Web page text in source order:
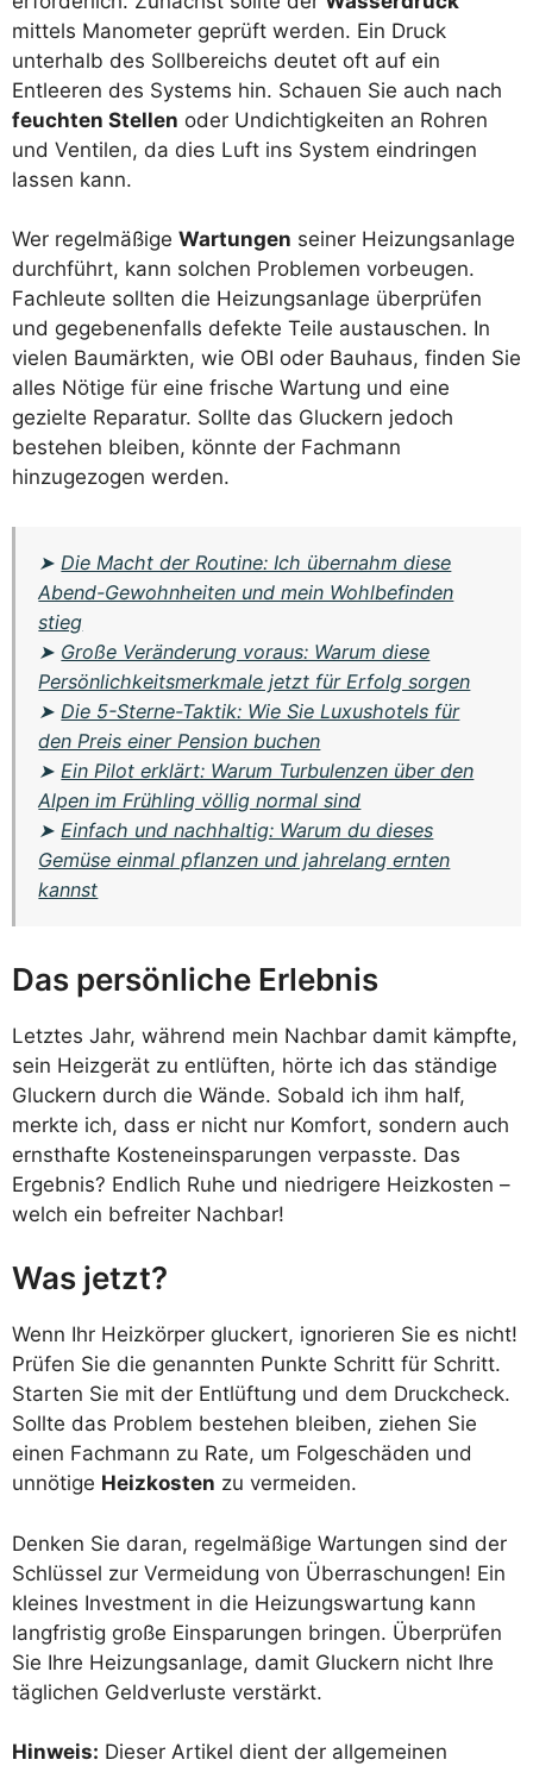
mittels Manometer geprüft werden. Ein Druck
unterhalb des Sollbereichs deutet oft auf ein
Entleeren des Systems hin. Schauen Sie auch nach
feuchten Stellen oder Undichtigkeiten an Rohren
und Ventilen, da dies Luft ins System eindringen
lassen kann.
Wer regelmäßige Wartungen seiner Heizungsanlage
durchführt, kann solchen Problemen vorbeugen.
Fachleute sollten die Heizungsanlage überprüfen
und gegebenenfalls defekte Teile austauschen. In
vielen Baumärkten, wie OBI oder Bauhaus, finden Sie
alles Nötige für eine frische Wartung und eine
gezielte Reparatur. Sollte das Gluckern jedoch
bestehen bleiben, könnte der Fachmann
hinzugezogen werden.
➤ Die Macht der Routine: Ich übernahm diese
Abend-Gewohnheiten und mein Wohlbefinden
stieg
➤ Große Veränderung voraus: Warum diese
Persönlichkeitsmerkmale jetzt für Erfolg sorgen
➤ Die 5-Sterne-Taktik: Wie Sie Luxushotels für
den Preis einer Pension buchen
➤ Ein Pilot erklärt: Warum Turbulenzen über den
Alpen im Frühling völlig normal sind
➤ Einfach und nachhaltig: Warum du dieses
Gemüse einmal pflanzen und jahrelang ernten
kannst
Das persönliche Erlebnis
Letztes Jahr, während mein Nachbar damit kämpfte,
sein Heizgerät zu entlüften, hörte ich das ständige
Gluckern durch die Wände. Sobald ich ihm half,
merkte ich, dass er nicht nur Komfort, sondern auch
ernsthafte Kosteneinsparungen verpasste. Das
Ergebnis? Endlich Ruhe und niedrigere Heizkosten –
welch ein befreiter Nachbar!
Was jetzt?
Wenn Ihr Heizkörper gluckert, ignorieren Sie es nicht!
Prüfen Sie die genannten Punkte Schritt für Schritt.
Starten Sie mit der Entlüftung und dem Druckcheck.
Sollte das Problem bestehen bleiben, ziehen Sie
einen Fachmann zu Rate, um Folgeschäden und
unnötige Heizkosten zu vermeiden.
Denken Sie daran, regelmäßige Wartungen sind der
Schlüssel zur Vermeidung von Überraschungen! Ein
kleines Investment in die Heizungswartung kann
langfristig große Einsparungen bringen. Überprüfen
Sie Ihre Heizungsanlage, damit Gluckern nicht Ihre
täglichen Geldverluste verstärkt.
Hinweis: Dieser Artikel dient der allgemeinen